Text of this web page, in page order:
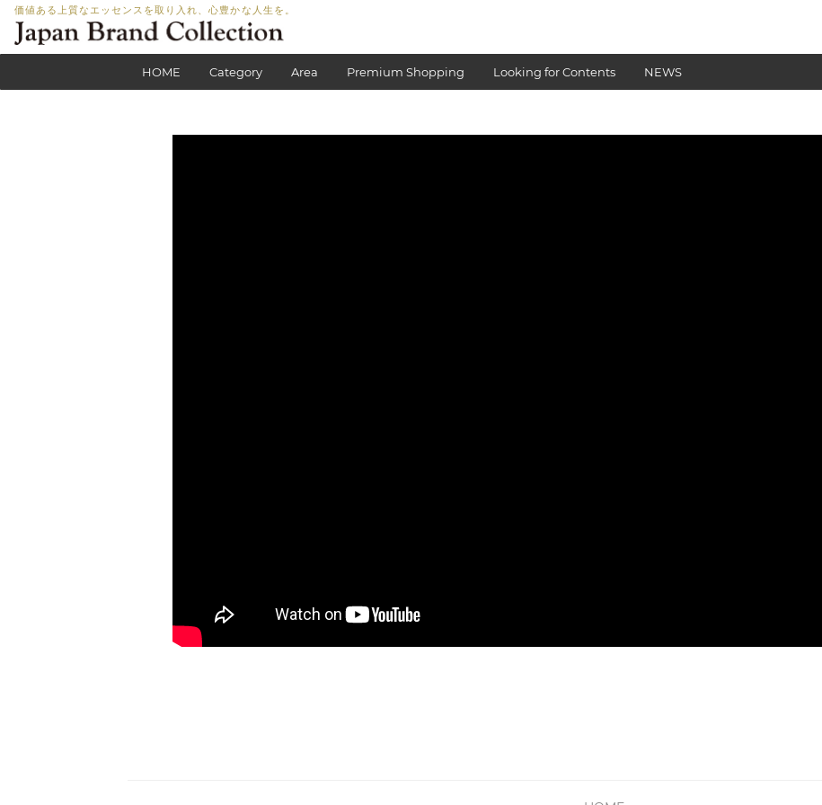
価値ある上質なエッセンスを取り入れ、心豊かな人生を。
HOME Category Area Premium Shopping Looking for Contents NEWS